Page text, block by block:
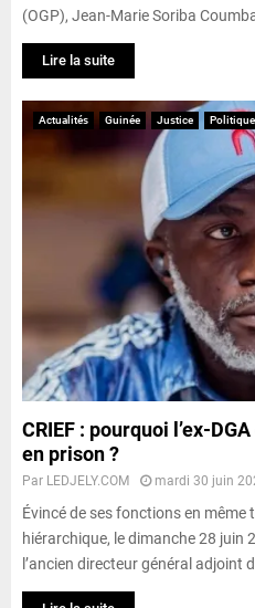
(OGP), Jean-Marie Soriba
Lire la suite
Actualités Guinée Justice Politique
CRIEF : pourquoi l’ex-
en prison ?
Par LEDJELY.COM mardi 30 juin
Évincé de ses fonctions en même
hiérarchique, le dimanche 28 juin
l’ancien directeur général adjoint